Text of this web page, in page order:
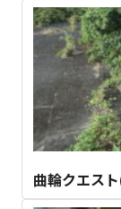
曲輪クエス